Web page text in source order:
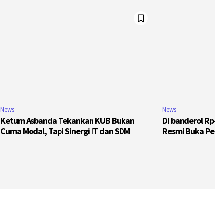
News
Ketum Asbanda Tekankan KUB Bukan
Cuma Modal, Tapi Sinergi IT dan SDM
News
Di banderol
Resmi Buka